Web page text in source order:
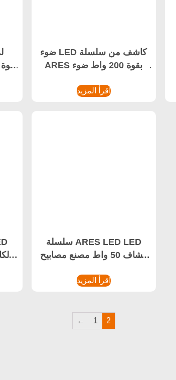
ضوء LED كاشف من سلسلة
ARES بقوة 200 واط ضوء
اقرأ المزيد
سلسلة ARES LED LED
كشاف 50 واط مصنع مصابيح
اقرأ المزيد
← 1 2